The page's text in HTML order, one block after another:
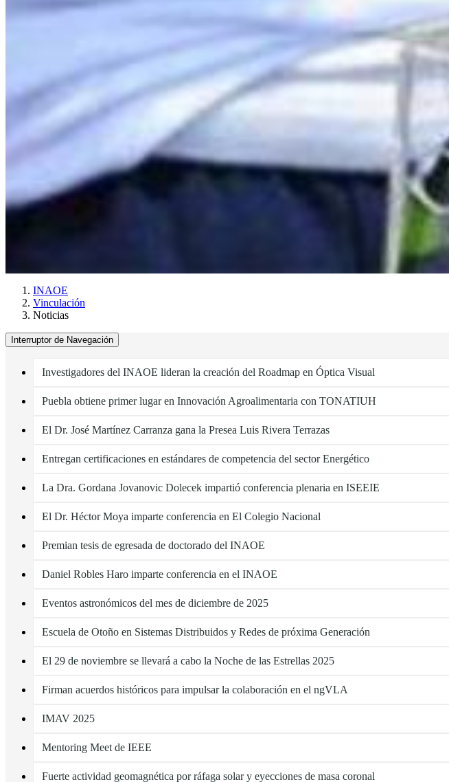
INAOE
Vinculación
Noticias
Interruptor de Navegación
Investigadores del INAOE lideran la creación del Roadmap en Óptica Visual
Puebla obtiene primer lugar en Innovación Agroalimentaria con TONATIUH
El Dr. José Martínez Carranza gana la Presea Luis Rivera Terrazas
Entregan certificaciones en estándares de competencia del sector Energético
La Dra. Gordana Jovanovic Dolecek impartió conferencia plenaria en ISEEIE
El Dr. Héctor Moya imparte conferencia en El Colegio Nacional
Premian tesis de egresada de doctorado del INAOE
Daniel Robles Haro imparte conferencia en el INAOE
Eventos astronómicos del mes de diciembre de 2025
Escuela de Otoño en Sistemas Distribuidos y Redes de próxima Generación
El 29 de noviembre se llevará a cabo la Noche de las Estrellas 2025
Firman acuerdos históricos para impulsar la colaboración en el ngVLA
IMAV 2025
Mentoring Meet de IEEE
Fuerte actividad geomagnética por ráfaga solar y eyecciones de masa coronal